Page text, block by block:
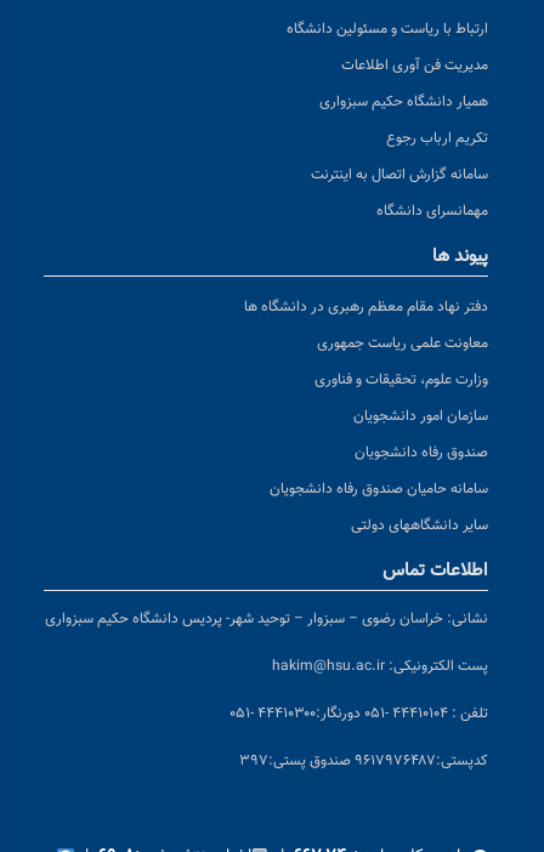
ارتباط با ریاست و مسئولین دانشگاه
مدیریت فن آوری اطلاعات
همیار دانشگاه حکیم سبزواری
تکریم ارباب رجوع
سامانه گزارش اتصال به اینترنت
مهمانسرای دانشگاه
پیوند ها
دفتر نهاد مقام معظم رهبری در دانشگاه ها
معاونت علمی ریاست جمهوری
وزارت علوم، تحقیقات و فناوری
سازمان امور دانشجویان
صندوق رفاه دانشجویان
سامانه حامیان صندوق رفاه دانشجویان
سایر دانشگاههای دولتی
اطلاعات تماس
نشانی: خراسان رضوی – سبزوار – توحید شهر- پردیس دانشگاه حکیم سبزواری
پست الکترونیکی: hakim@hsu.ac.ir
تلفن : ۴۴۴۱۰۱۰۴ -۰۵۱ دورنگار:۴۴۴۱۰۳۰۰ -۰۵۱
کدپستی:۹۶۱۷۹۷۶۴۸۷ صندوق پستی:۳۹۷